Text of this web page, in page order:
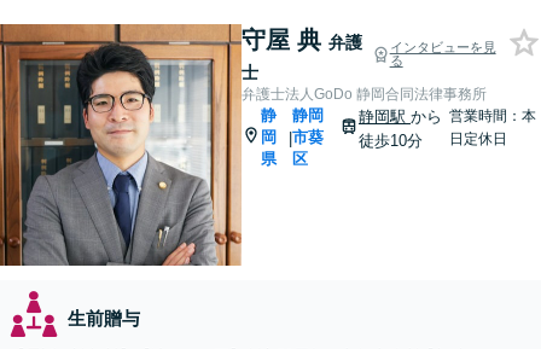
守屋 典 弁護
士
インタビューを見
る
弁護士法人GoDo 静岡合同法律事務所
静
岡
県
|
静岡
市葵
区
静岡駅 から
徒歩10分
営業時間：本
日定休日
生前贈与